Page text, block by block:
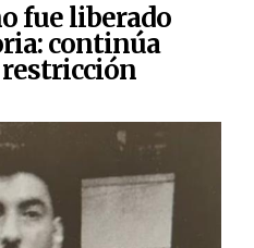
fue liberado
continúa